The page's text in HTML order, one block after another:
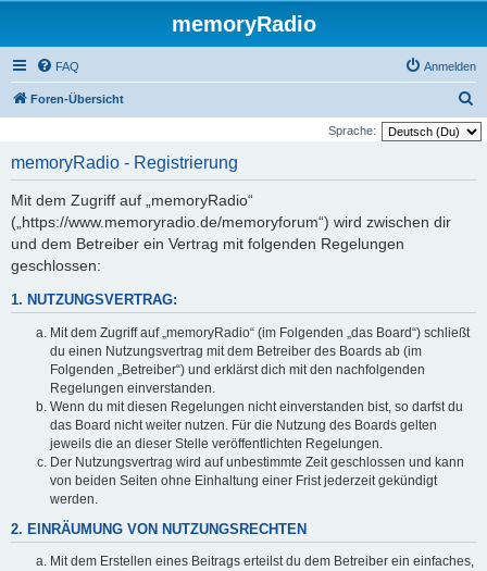
memoryRadio
FAQ Anmelden
Foren-Übersicht
u
Sprache:
memoryRadio - Registrierung
Mit dem Zugriff auf „memoryRadio“
(„https://www.memoryradio.de/memoryforum“) wird zwischen dir
und dem Betreiber ein Vertrag mit folgenden Regelungen
geschlossen:
1. NUTZUNGSVERTRAG:
Mit dem Zugriff auf „memoryRadio“ (im Folgenden „das Board“) schließt
du einen Nutzungsvertrag mit dem Betreiber des Boards ab (im
Folgenden „Betreiber“) und erklärst dich mit den nachfolgenden
Regelungen einverstanden.
Wenn du mit diesen Regelungen nicht einverstanden bist, so darfst du
das Board nicht weiter nutzen. Für die Nutzung des Boards gelten
jeweils die an dieser Stelle veröffentlichten Regelungen.
Der Nutzungsvertrag wird auf unbestimmte Zeit geschlossen und kann
von beiden Seiten ohne Einhaltung einer Frist jederzeit gekündigt
werden.
2. EINRÄUMUNG VON NUTZUNGSRECHTEN
Mit dem Erstellen eines Beitrags erteilst du dem Betreiber ein einfaches,